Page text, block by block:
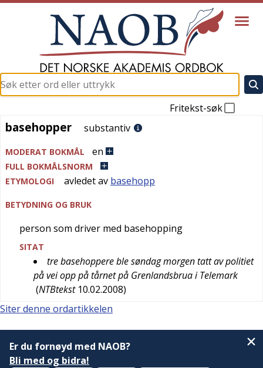
Fritekst-søk
basehopper
basehopper substantiv
MODERAT BOKMÅL en
FULL BOKMÅLSNORM
ETYMOLOGI
avledet av basehopp
BETYDNING OG BRUK
person som driver med basehopping
SITAT
tre basehoppere ble søndag morgen tatt av politiet
på vei opp på tårnet på Grenlandsbrua i Telemark
(NTBtekst 10.02.2008)
Siter denne ordartikkelen
Er du fornøyd med NAOB?
Bli med og bidra!